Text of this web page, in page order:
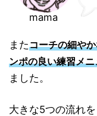
mama
またコーチの細や
ンポの良い練習メニ
ました。
大きな5つの流れ